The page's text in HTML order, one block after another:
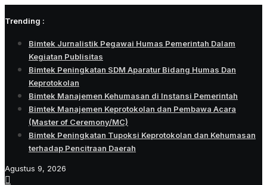
to
Trending :
Bimtek Jurnalistik Pegawai Humas Pemerintah Dalam
Kegiatan Publisitas
Bimtek Peningkatan SDM Aparatur Bidang Humas Dan
Keprotokolan
Bimtek Manajemen Kehumasan di Instansi Pemerintah
Bimtek Manajemen Keprotokolan dan Pembawa Acara
(Master of Ceremony/MC)
Bimtek Peningkatan Tupoksi Keprotokolan dan Kehumasan
terhadap Pencitraan Daerah
Agustus 9, 2026